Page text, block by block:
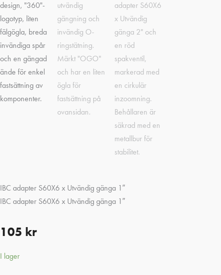
IBC adapter S60X6 x Utvändig gänga 1″
IBC adapter S60X6 x Utvändig gänga 1″
105 kr
I lager